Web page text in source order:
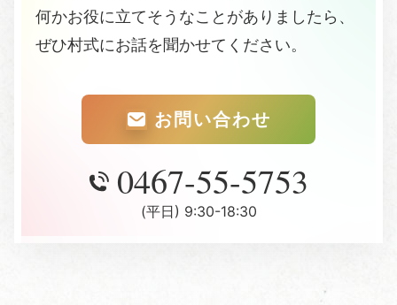
何かお役に立てそうなことがありましたら、
ぜひ村式にお話を聞かせてください。
お問い合わせ
0467-55-5753
(平日) 9:30-18:30